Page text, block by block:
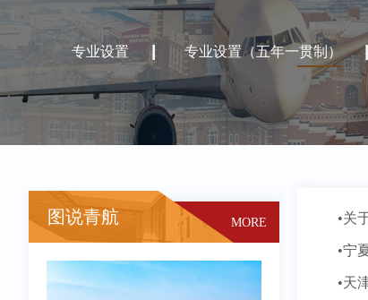
专业设置 专业设置（五年一贯制）
图说青航 MORE •关
•宁
•天